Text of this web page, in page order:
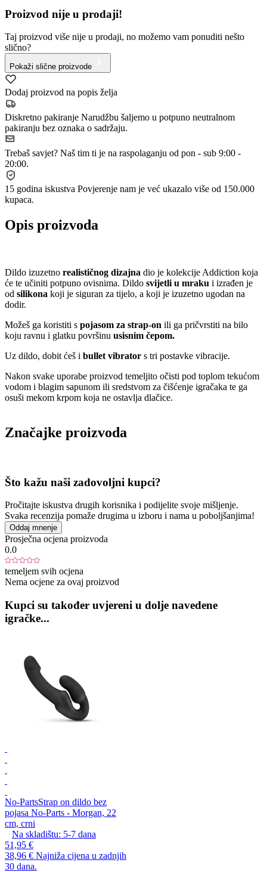
Proizvod nije u prodaji!
Taj proizvod više nije u prodaji, no možemo vam ponuditi nešto
slično?
Pokaži slične proizvode
Dodaj proizvod na popis želja
Diskretno pakiranje Narudžbu šaljemo u potpuno neutralnom
pakiranju bez oznaka o sadržaju.
Trebaš savjet? Naš tim ti je na raspolaganju od pon - sub 9:00 -
20:00.
15 godina iskustva Povjerenje nam je već ukazalo više od 150.000
kupaca.
Opis proizvoda
Dildo izuzetno realističnog dizajna dio je kolekcije Addiction koja
će te učiniti potpuno ovisnima. Dildo svijetli u mraku i izrađen je
od silikona koji je siguran za tijelo, a koji je izuzetno ugodan na
dodir.
Možeš ga koristiti s pojasom za strap-on ili ga pričvrstiti na bilo
koju ravnu i glatku površinu usisnim čepom.
Uz dildo, dobit ćeš i bullet vibrator s tri postavke vibracije.
Nakon svake uporabe proizvod temeljito očisti pod toplom tekućom
vodom i blagim sapunom ili sredstvom za čišćenje igračaka te ga
osuši mekom krpom koja ne ostavlja dlačice.
Značajke proizvoda
Što kažu naši zadovoljni kupci?
Pročitajte iskustva drugih korisnika i podijelite svoje mišljenje.
Svaka recenzija pomaže drugima u izboru i nama u poboljšanjima!
Oddaj mnenje
Prosječna ocjena proizvoda
0.0
temeljem svih ocjena
Nema ocjene za ovaj proizvod
Kupci su također uvjereni u dolje navedene
igračke...
No-PartsStrap on dildo bez
pojasa No-Parts - Morgan, 22
cm, crni
Na skladištu: 5-7 dana
51,95 €
38,96 € Najniža cijena u zadnjih
30 dana.